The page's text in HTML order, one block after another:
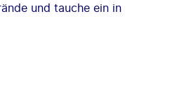
und tauche ein in